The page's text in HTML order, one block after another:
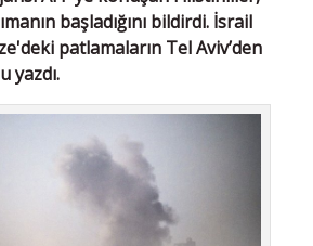
başladığını bildirdi. İsrail
patlamaların Tel Aviv’den
yazdı.